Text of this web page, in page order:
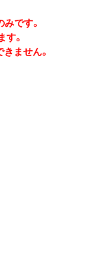
です。
。
ません。